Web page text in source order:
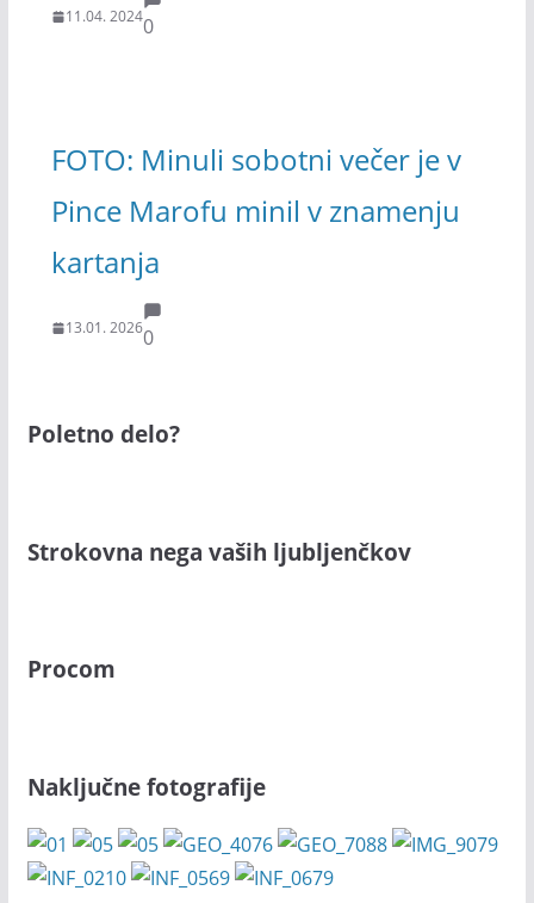
11.04. 20240
FOTO: Minuli sobotni večer je v
Pince Marofu minil v znamenju
kartanja
13.01. 20260
Poletno delo?
Strokovna nega vaših ljubljenčkov
Procom
Naključne fotografije